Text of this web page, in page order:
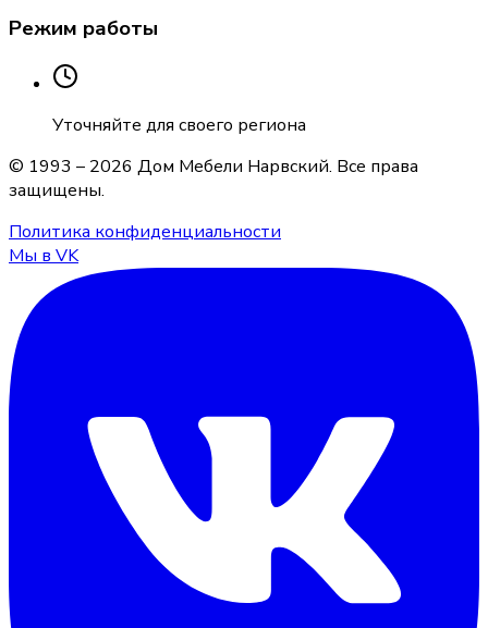
Режим работы
Уточняйте для своего региона
© 1993 – 2026 Дом Мебели Нарвский. Все права
защищены.
Политика конфиденциальности
Мы в VK